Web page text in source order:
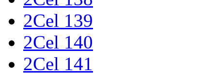
2Cel 139
2Cel 140
2Cel 141